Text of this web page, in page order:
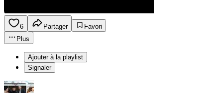
6 Partager
Favori
Plus
Ajouter à la playlist
Signaler